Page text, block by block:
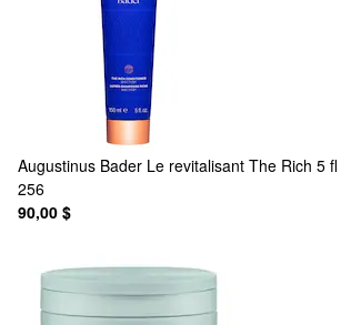
Augustinus Bader Le revitalisant The Rich 5
256
90,00 $